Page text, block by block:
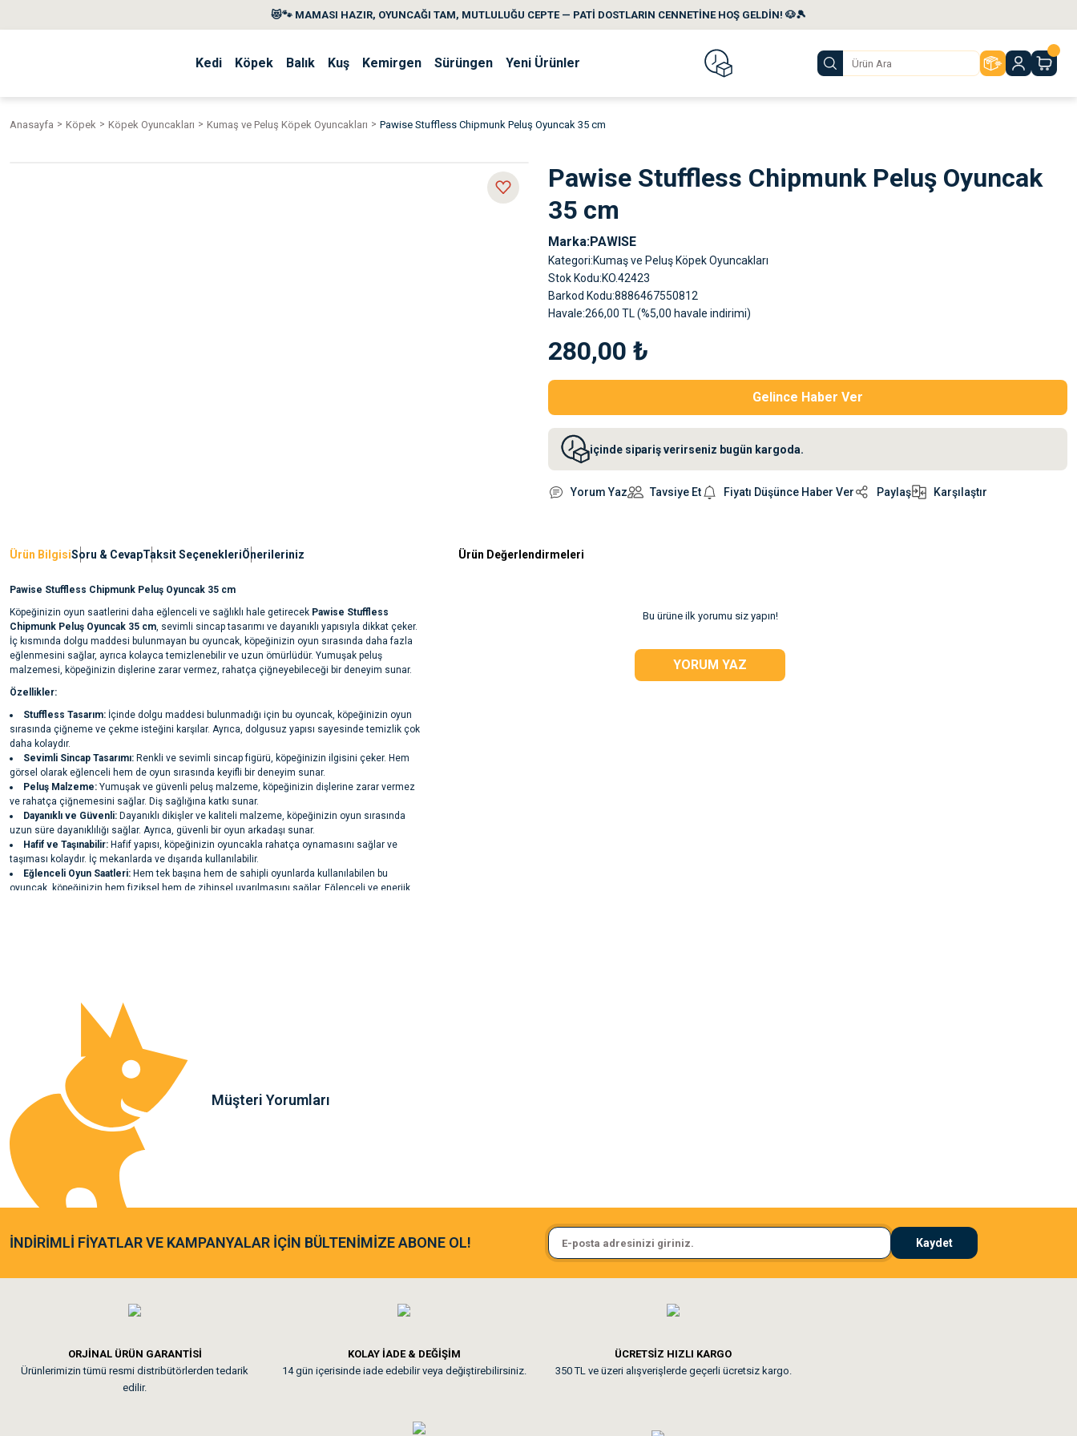
😻🐾 MAMASI HAZIR, OYUNCAĞI TAM, MUTLULUĞU CEPTE — PATİ DOSTLARIN CENNETİNE HOŞ GELDİN! 🐶🎾
Kedi Köpek Balık Kuş Kemirgen Sürüngen Yeni Ürünler
Anasayfa Köpek Köpek Oyuncakları Kumaş ve Peluş Köpek Oyuncakları Pawise Stuffless Chipmunk Peluş Oyuncak 35 cm
Pawise Stuffless Chipmunk Peluş Oyuncak
35 cm
Marka PAWISE
Kategori Kumaş ve Peluş Köpek Oyuncakları
Stok Kodu KO.42423
Barkod Kodu 8886467550812
Havale 266,00 TL (%5,00 havale indirimi)
280,00 ₺
Gelince Haber Ver
içinde sipariş verirseniz bugün kargoda.
Yorum Yaz Tavsiye Et Fiyatı Düşünce Haber Ver Paylaş Karşılaştır
Ürün BilgisiSoru & CevapTaksit SeçenekleriÖnerileriniz
Pawise Stuffless Chipmunk Peluş Oyuncak 35 cm
Köpeğinizin oyun saatlerini daha eğlenceli ve sağlıklı hale getirecek Pawise Stuffless
Chipmunk Peluş Oyuncak 35 cm, sevimli sincap tasarımı ve dayanıklı yapısıyla dikkat çeker.
İç kısmında dolgu maddesi bulunmayan bu oyuncak, köpeğinizin oyun sırasında daha fazla
eğlenmesini sağlar, ayrıca kolayca temizlenebilir ve uzun ömürlüdür. Yumuşak peluş
malzemesi, köpeğinizin dişlerine zarar vermez, rahatça çiğneyebileceği bir deneyim sunar.
Özellikler:
Stuffless Tasarım: İçinde dolgu maddesi bulunmadığı için bu oyuncak, köpeğinizin oyun
sırasında çiğneme ve çekme isteğini karşılar. Ayrıca, dolgusuz yapısı sayesinde temizlik çok
daha kolaydır.
Sevimli Sincap Tasarımı: Renkli ve sevimli sincap figürü, köpeğinizin ilgisini çeker. Hem
görsel olarak eğlenceli hem de oyun sırasında keyifli bir deneyim sunar.
Peluş Malzeme: Yumuşak ve güvenli peluş malzeme, köpeğinizin dişlerine zarar vermez
ve rahatça çiğnemesini sağlar. Diş sağlığına katkı sunar.
Dayanıklı ve Güvenli: Dayanıklı dikişler ve kaliteli malzeme, köpeğinizin oyun sırasında
uzun süre dayanıklılığı sağlar. Ayrıca, güvenli bir oyun arkadaşı sunar.
Hafif ve Taşınabilir: Hafif yapısı, köpeğinizin oyuncakla rahatça oynamasını sağlar ve
taşıması kolaydır. İç mekanlarda ve dışarıda kullanılabilir.
Eğlenceli Oyun Saatleri: Hem tek başına hem de sahipli oyunlarda kullanılabilen bu
oyuncak, köpeğinizin hem fiziksel hem de zihinsel uyarılmasını sağlar. Eğlenceli ve enerjik
Sadece köpek kullanımı için tasarlanmıştır.
Kimyasal temizlik maddelerinden kaçınılmalıdır.
Oyuncak aşındığında veya zarar gördüğünde değiştirilmelidir.
Pawise Stuffless Chipmunk Peluş Oyuncak 35 cm
daha keyifli hale getirir. Dayanıklı yapısı, sevimli tasarımı ve sağlıklı çiğneme deneyimi
sunmasıyla, köpeğinizin favorisi olacak!
Ürün bilgilerinde hatalar bulunuyor.
Ürün fiyatı diğer sitelerden daha pahalı.
Bu ürüne benzer farklı alternatifler olmalı.
Ürün Değerlendirmeleri
Bu ürüne ilk yorumu siz yapın!
YORUM YAZ
Müşteri Yorumları
As**** Tu******
Tavşanım kafesinin kalitesine ve paketlemesine bayıldım
Sa**** On******
Pamuk için aradığım tüm oyuncaklar mevcut
Kedilerim beğeniyorlar. Memnunuz. Uygun fiyatta olması iyi.
İNDİRİMLİ FİYATLAR VE KAMPANYALAR İÇİN BÜLTENİMİZE ABONE OL! Kaydet
ORJİNAL ÜRÜN GARANTİSİ
Ürünlerimizin tümü resmi distribütörlerden tedarik
edilir.
KOLAY İADE & DEĞİŞİM
14 gün içerisinde iade edebilir veya değiştirebilirsiniz.
ÜCRETSİZ HIZLI KARGO
350 TL ve üzeri alışverişlerde geçerli ücretsiz kargo.